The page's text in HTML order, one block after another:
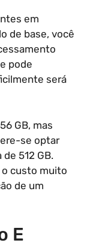
em
de base, você
pode
será
GB, mas
se optar
512 GB.
custo muito
de um
E